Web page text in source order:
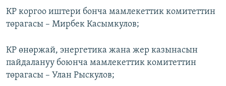
КР коргоо иштери бонча мамлекеттик комитеттин
төрагасы – Мирбек Касымкулов;
КР өнөржай, энергетика жана жер казынасын
пайдалануу боюнча мамлекеттик комитеттин
төрагасы – Улан Рыскулов;